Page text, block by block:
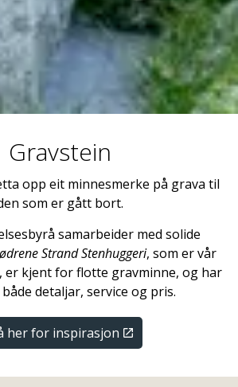
Gravstein
opp eit minnesmerke på grava til
som er gått bort.
samarbeider med solide
Strand Stenhuggeri, som er vår
er kjent for flotte gravminne, og har
detaljar, service og pris.
her for inspirasjon